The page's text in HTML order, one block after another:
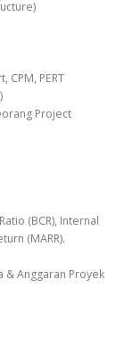
CPM, PERT
Project
(BCR), Internal
(MARR).
& Anggaran Proyek